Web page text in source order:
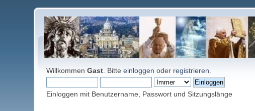
WillkommenGast . Bitteeinloggen oder registrieren
Einloggen mit Benutzername, Passwort und Sitzungslänge